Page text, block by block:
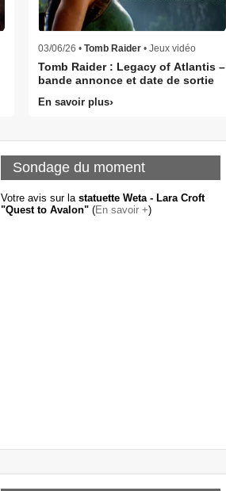
03/06/26 • Tomb Raider• Jeux vidéo
Tomb Raider : Legacy of Atlantis –
bande annonce et date de sortie
En savoir plus
Sondage du moment
Votre avis sur la statuette Weta - Lara Croft
"Quest to Avalon" (En savoir +)